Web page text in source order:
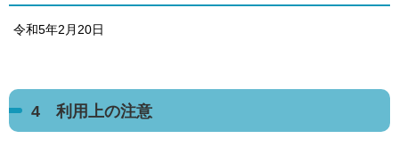
令和5年2月20日
4 利用上の注意